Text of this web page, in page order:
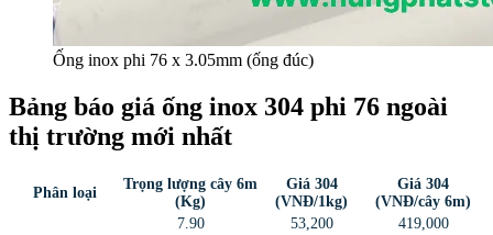
Ống inox phi 76 x 3.05mm (ống đúc)
Bảng báo giá ống inox 304 phi 76 ngoài
thị trường mới nhất
Phân loại
Trọng lượng cây 6m
(Kg)
Giá 304
(VNĐ/1kg)
Giá 304
(VNĐ/cây 6m)
7.90 53,200
419,000